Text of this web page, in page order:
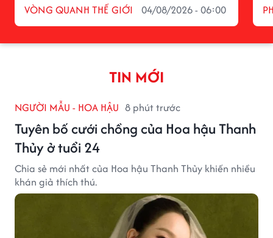
VÒNG QUANH THẾ GIỚI 04/08/2026 - 06:00
TIN MỚI
NGƯỜI MẪU - HOA HẬU 8 phút trước
Tuyên bố cưới chồng của Hoa hậu Thanh
Thủy ở tuổi 24
Chia sẻ mới nhất của Hoa hậu Thanh Thủy khiến nhiều
khán giả thích thú.